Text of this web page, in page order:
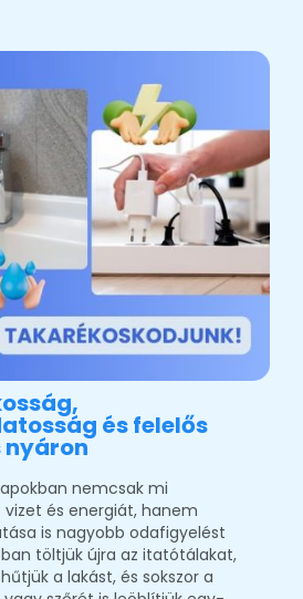
és felelős
nemcsak mi
és energiát, hanem
is nagyobb odafigyelést
töltjük újra az itatótálakat,
a lakást, és sokszor a